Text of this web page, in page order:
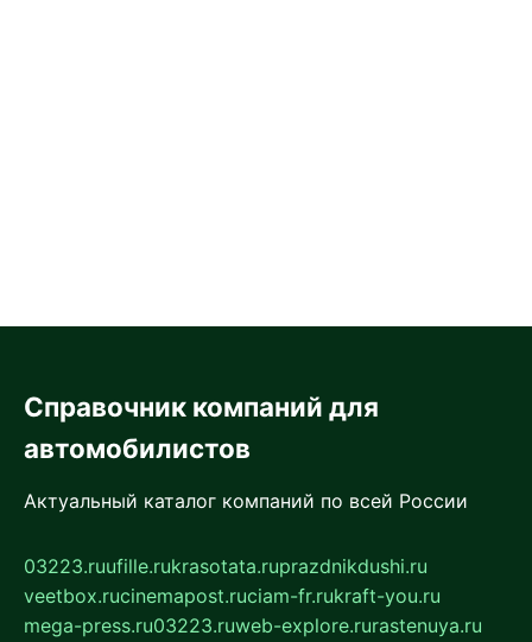
Справочник компаний для
автомобилистов
Актуальный каталог компаний по всей России
03223.ruufille.rukrasotata.ruprazdnikdushi.ru
veetbox.rucinemapost.ruciam-fr.rukraft-you.ru
mega-press.ru03223.ruweb-explore.rurastenuya.ru